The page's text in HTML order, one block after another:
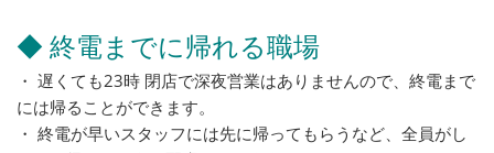
◆ 終電までに帰れる職場
・ 遅くても23時 閉店で深夜営業はありませんので、終電まで
には帰ることができます。
・ 終電が早いスタッフには先に帰ってもらうなど、全員がし